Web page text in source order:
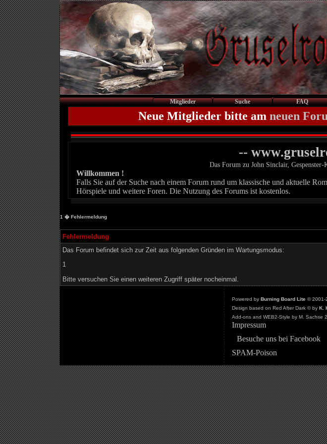
Mitglieder Suche FAQ
Neue Mitglieder bitte am neuen
--
Das Forum zu John Sinclair,
Willkommen !
Falls Sie auf der Suche nach einem Forum rund um klassische und aktuelle
Hörspiele und weitere Foren. Die Nutzung des Forums ist kostenlos.
1 � Fehlermeldung
Fehlermeldung
Das Forum befindet sich zur Zeit aus folgenden Gründen im Wartungsmodus:
1
Bitte versuchen Sie einen weiteren Zugriff später nocheinmal.
Powered by Burning Board Lite© 2001-
Design based on Red After Dark © by K.
Add-ons and WEB2-Style by M. Sachse
Impressum
Besuche uns bei Facebook
SPAM-Poison